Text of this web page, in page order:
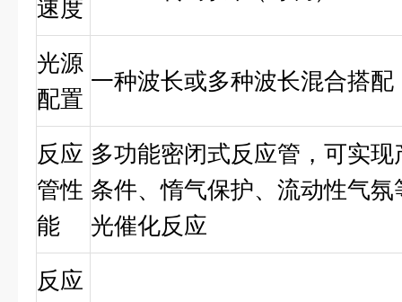
速度
光源
配置
一种波长或多种波长混合搭配
反应
管性
能
多功能密闭式反应管，可实
条件、惰气保护、流动性气
光催化反应
反应